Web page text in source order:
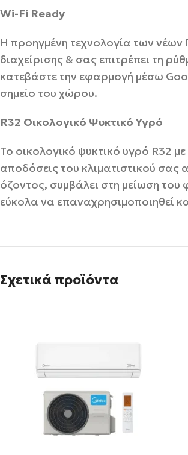
Wi-Fi Ready
Η προηγμένη τεχνολογία των νέων
διαχείρισης & σας επιτρέπει τη
κατεβάστε την εφαρμογή μέσω
σημείο του χώρου.
R32 Οικολογικό Ψυκτικό Υγρό
Το οικολογικό ψυκτικό υγρό R32
αποδόσεις του κλιματιστικού
όζοντος, συμβάλει στη μείωση
εύκολα να επαναχρησιμοποιηθεί
Σχετικά προϊόντα